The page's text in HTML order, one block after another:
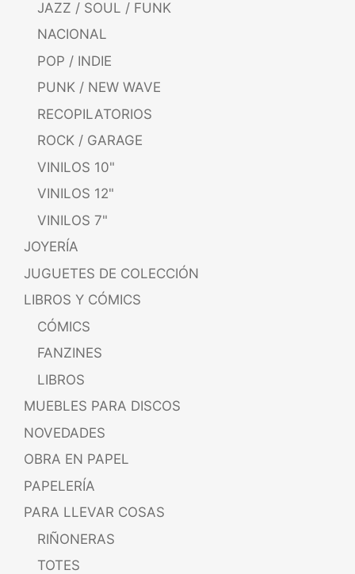
JAZZ / SOUL / FUNK
NACIONAL
POP / INDIE
PUNK / NEW WAVE
RECOPILATORIOS
ROCK / GARAGE
VINILOS 10"
VINILOS 12"
VINILOS 7"
JOYERÍA
JUGUETES DE COLECCIÓN
LIBROS Y CÓMICS
CÓMICS
FANZINES
LIBROS
MUEBLES PARA DISCOS
NOVEDADES
OBRA EN PAPEL
PAPELERÍA
PARA LLEVAR COSAS
RIÑONERAS
TOTES